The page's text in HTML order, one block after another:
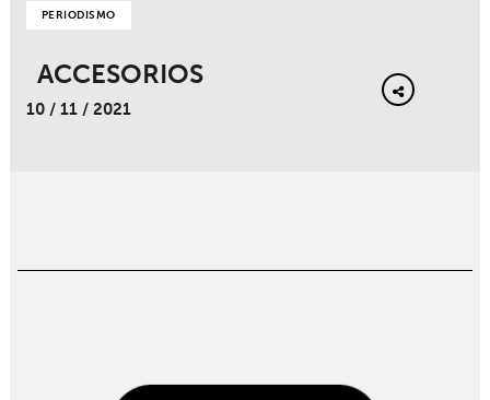
PERIODISMO
ACCESORIOS
10 / 11 / 2021